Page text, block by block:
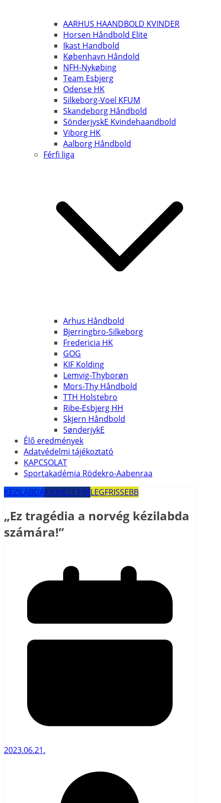
AARHUS HAANDBOLD KVINDER
Horsen Håndbold Elite
Ikast Handbold
København Håndold
NFH-Nykøbing
Team Esbjerg
Odense HK
Silkeborg-Voel KFUM
Skandeborg Håndbold
SönderjyskE Kvindehaandbold
Viborg HK
Aalborg Håndbold
Férfi liga
Arhus Håndbold
Bjerringbro-Silkeborg
Fredericia HK
GOG
KIF Kolding
Lemvig-Thyborøn
Mors-Thy Håndbold
TTH Holstebro
Ribe-Esbjerg HH
Skjern Håndbold
SønderjykE
Élő eredmények
Adatvédelmi tájékoztató
KAPCSOLAT
Sportakadémia Rödekro-Aabenraa
KÉZILABDAKIEMELT HÍRLEGFRISSEBB
„Ez tragédia a norvég kézilabda
számára!”
2023.06.21.